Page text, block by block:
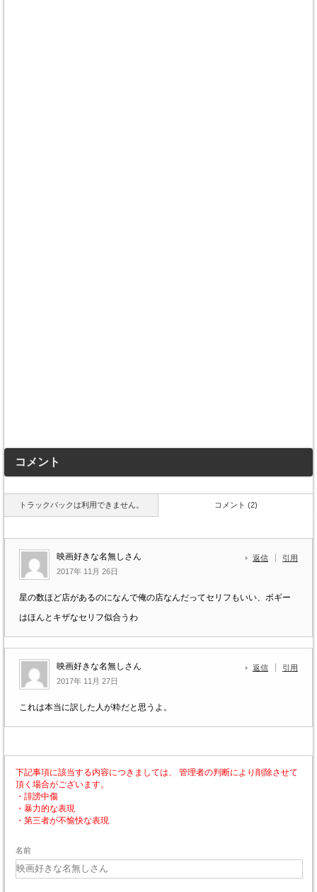
コメント
トラックバックは利用できません。 コメント (2)
映画好きな名無しさん
2017年 11月 26日
返信 引用
星の数ほど店があるのになんで俺の店なんだってセリフもいい、ボギー
はほんとキザなセリフ似合うわ
映画好きな名無しさん
2017年 11月 27日
返信 引用
これは本当に訳した人が粋だと思うよ。
下記事項に該当する内容につきましては、 管理者の判断により削除させて
頂く場合がございます。
・誹謗中傷
・暴力的な表現
・第三者が不愉快な表現
名前